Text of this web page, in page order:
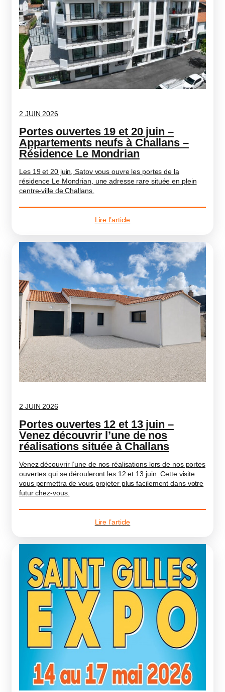
2 JUIN 2026
Portes ouvertes 19 et 20 juin –
Appartements neufs à Challans –
Résidence Le Mondrian
Les 19 et 20 juin, Satov vous ouvre les portes de la
résidence Le Mondrian, une adresse rare située en plein
centre-ville de Challans.
Lire l’article
2 JUIN 2026
Portes ouvertes 12 et 13 juin –
Venez découvrir l’une de nos
réalisations située à Challans
Venez découvrir l’une de nos réalisations lors de nos portes
ouvertes qui se dérouleront les 12 et 13 juin. Cette visite
vous permettra de vous projeter plus facilement dans votre
futur chez-vous.
Lire l’article